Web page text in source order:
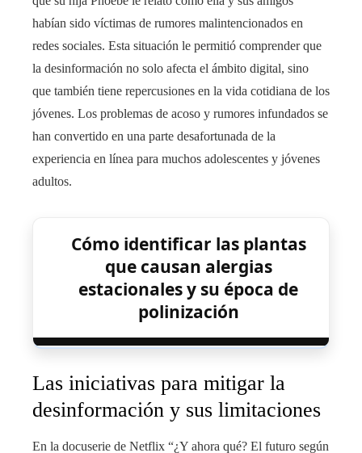
habían sido víctimas de rumores malintencionados en
redes sociales. Esta situación le permitió comprender que
la desinformación no solo afecta el ámbito digital, sino
que también tiene repercusiones en la vida cotidiana de los
jóvenes. Los problemas de acoso y rumores infundados se
han convertido en una parte desafortunada de la
experiencia en línea para muchos adolescentes y jóvenes
adultos.
Cómo identificar las plantas
que causan alergias
estacionales y su época de
polinización
Las iniciativas para mitigar la
desinformación y sus limitaciones
En la docuserie de Netflix “¿Y ahora qué? El futuro según